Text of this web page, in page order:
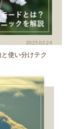
2025.03.24
使い分けテク